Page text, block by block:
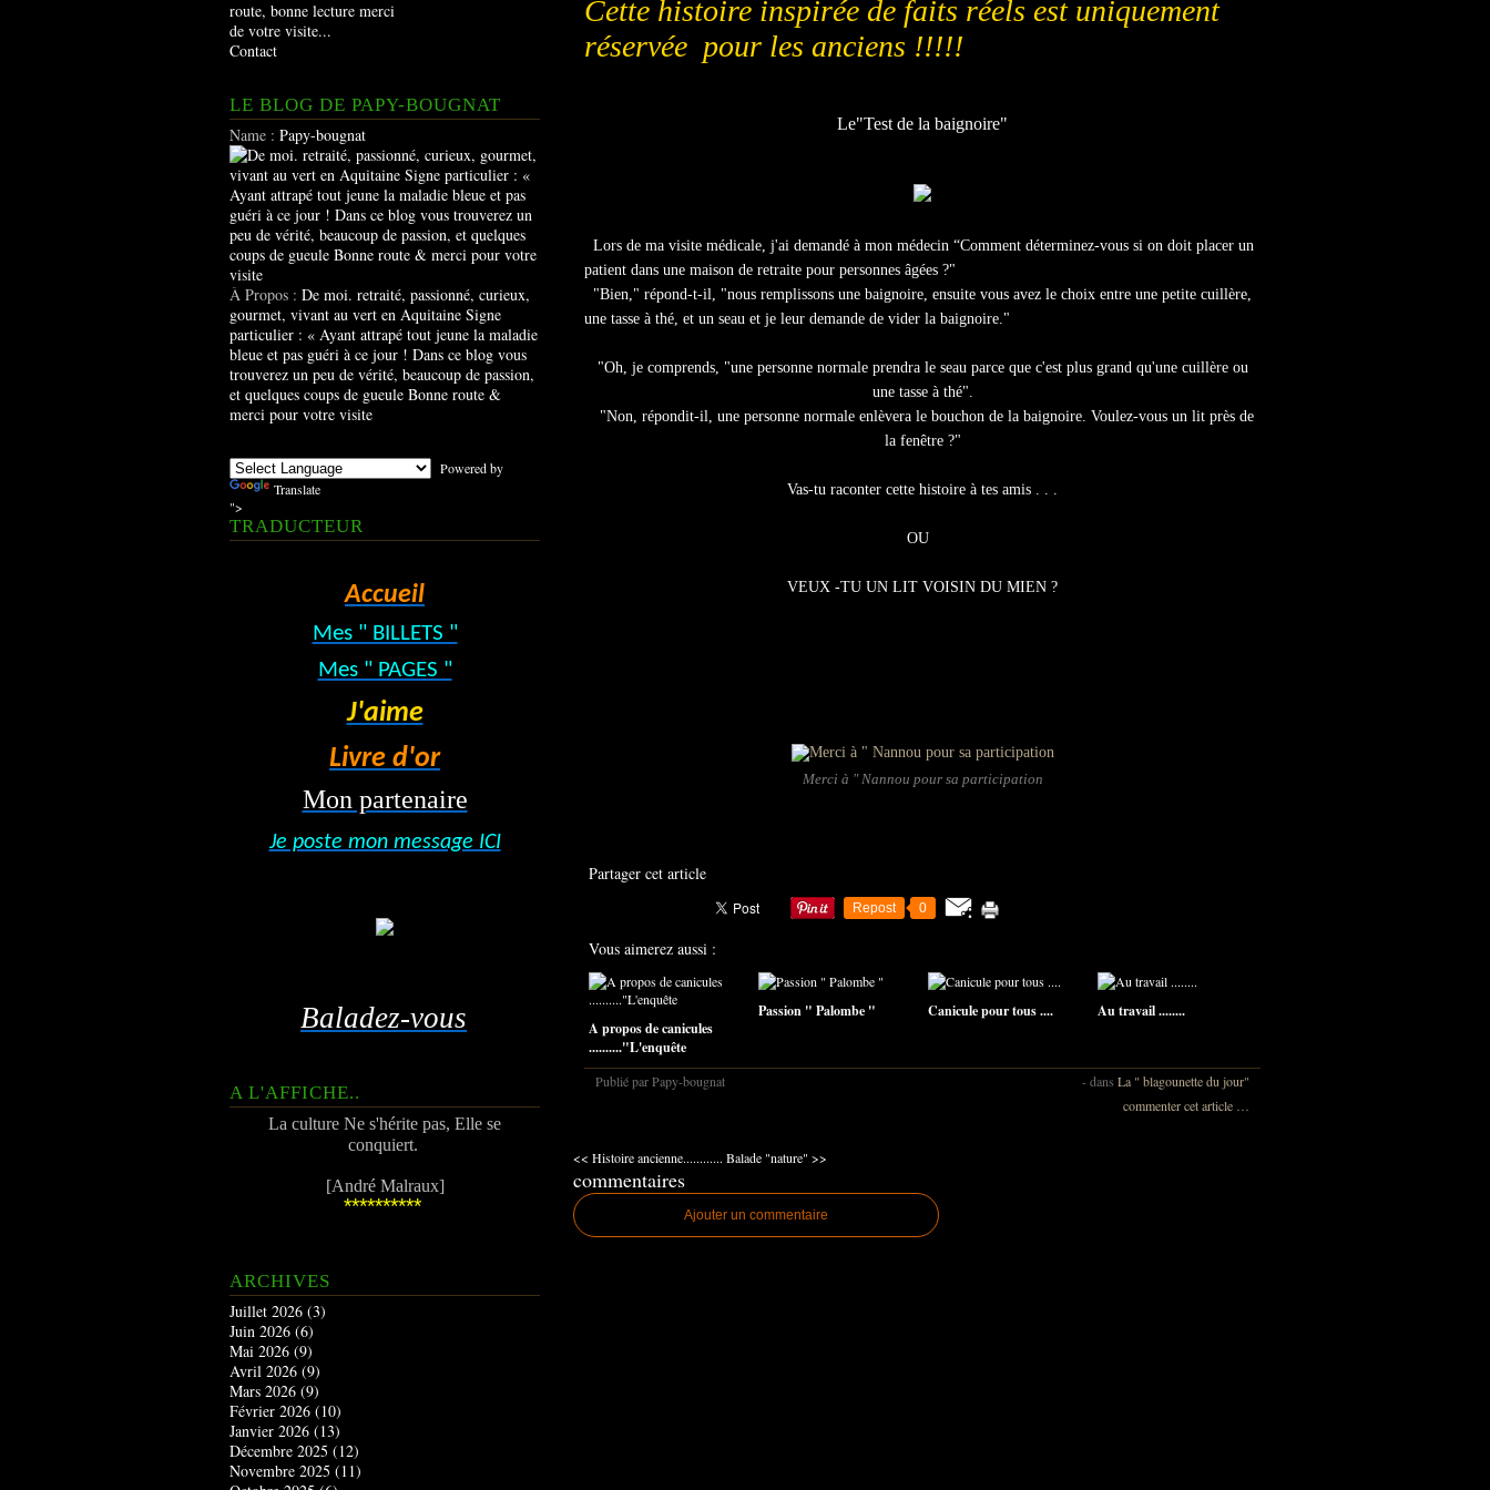
route, bonne lecture merci
de votre visite...
Contact
LE BLOG DE PAPY-BOUGNAT
Name : Papy-bougnat
À Propos : De moi. retraité, passionné, curieux,
gourmet, vivant au vert en Aquitaine Signe
particulier : « Ayant attrapé tout jeune la maladie
bleue et pas guéri à ce jour ! Dans ce blog vous
trouverez un peu de vérité, beaucoup de passion,
et quelques coups de gueule Bonne route &
merci pour votre visite
Powered by
Translate
">
TRADUCTEUR
Accueil
Mes " BILLETS "
Mes " PAGES "
J'aime
Livre d'or
Mon partenaire
Je poste mon message ICI
Baladez-vous
A L'AFFICHE..
La culture Ne s'hérite pas, Elle se
conquiert.
[André Malraux]
**********
ARCHIVES
Juillet 2026 (3)
Juin 2026 (6)
Mai 2026 (9)
Avril 2026 (9)
Mars 2026 (9)
Février 2026 (10)
Janvier 2026 (13)
Décembre 2025 (12)
Novembre 2025 (11)
Cette histoire inspirée de faits réels est uniquement
réservée pour les anciens !!!!!
Le"Test de la baignoire"
Lors de ma visite médicale, j'ai demandé à mon médecin “Comment déterminez-vous si on doit placer un
patient dans une maison de retraite pour personnes âgées ?"
"Bien," répond-t-il, "nous remplissons une baignoire, ensuite vous avez le choix entre une petite cuillère,
une tasse à thé, et un seau et je leur demande de vider la baignoire."
"Oh, je comprends, "une personne normale prendra le seau parce que c'est plus grand qu'une cuillère ou
une tasse à thé".
"Non, répondit-il, une personne normale enlèvera le bouchon de la baignoire. Voulez-vous un lit près de
la fenêtre ?"
Vas-tu raconter cette histoire à tes amis . . .
OU
VEUX -TU UN LIT VOISIN DU MIEN ?
Merci à " Nannou pour sa participation
Partager cet article
Repost 0
Vous aimerez aussi :
A propos de canicules
.........."L'enquête
Passion " Palombe " Canicule pour tous .... Au travail ........
Publié par Papy-bougnat -dans La " blagounette du jour"
commenter cet article
<< Histoire ancienne............ Balade "nature" >>
commentaires
Ajouter un commentaire